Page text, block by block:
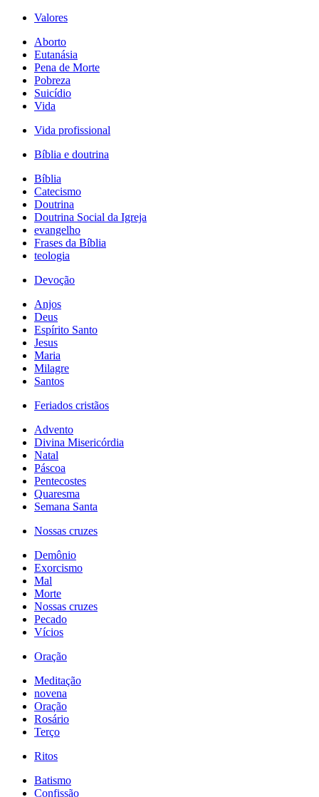
Valores
Aborto
Eutanásia
Pena de Morte
Pobreza
Suicídio
Vida
Vida profissional
Bíblia e doutrina
Bíblia
Catecismo
Doutrina
Doutrina Social da Igreja
evangelho
Frases da Bíblia
teologia
Devoção
Anjos
Deus
Espírito Santo
Jesus
Maria
Milagre
Santos
Feriados cristãos
Advento
Divina Misericórdia
Natal
Páscoa
Pentecostes
Quaresma
Semana Santa
Nossas cruzes
Demônio
Exorcismo
Mal
Morte
Nossas cruzes
Pecado
Vícios
Oração
Meditação
novena
Oração
Rosário
Terço
Ritos
Batismo
Confissão